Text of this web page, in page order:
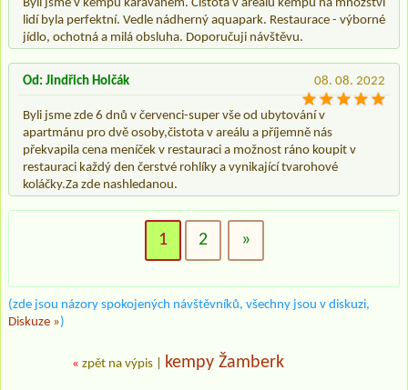
Byli jsme v kempu karavanem. Čistota v areálu kempu na množství
lidí byla perfektní. Vedle nádherný aquapark. Restaurace - výborné
jídlo, ochotná a milá obsluha. Doporučuji návštěvu.
08. 08. 2022
Od: Jindřich Holčák
Byli jsme zde 6 dnů v červenci-super vše od ubytování v
apartmánu pro dvě osoby,čistota v areálu a příjemně nás
překvapila cena meníček v restauraci a možnost ráno koupit v
restauraci každý den čerstvé rohlíky a vynikající tvarohové
koláčky.Za zde nashledanou.
1 2 »
(zde jsou názory spokojených návštěvníků, všechny jsou v diskuzi,
Diskuze »)
« zpět na výpis kempy Žamberk